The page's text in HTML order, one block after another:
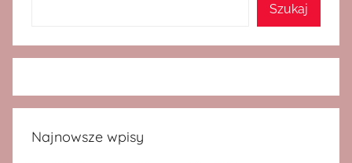
Szukaj
Najnowsze wpisy